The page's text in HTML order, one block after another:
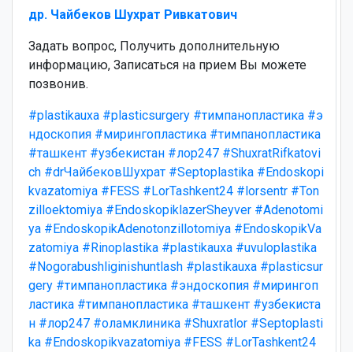
др. Чайбеков Шухрат Ривкатович
Задать вопрос, Получить дополнительную
информацию, Записаться на прием Вы можете
позвонив.
#plastikauxa #plasticsurgery #тимпанопластика #э
ндоскопия #мирингопластика #тимпанопластика
#ташкент #узбекистан #лор247 #ShuxratRifkatovi
ch #drЧайбековШухрат #Septoplastika #Endoskopi
kvazatomiya #FESS #LorTashkent24 #lorsentr #Ton
zilloektomiya #EndoskopiklazerSheyver #Adenotomi
ya #EndoskopikAdenotonzillotomiya #EndoskopikVa
zatomiya #Rinoplastika #plastikauxa #uvuloplastika
#Nogorabushliginishuntlash #plastikauxa #plasticsur
gery #тимпанопластика #эндоскопия #мирингоп
ластика #тимпанопластика #ташкент #узбекиста
н #лор247 #оламклиника #Shuxratlor #Septoplasti
ka #Endoskopikvazatomiya #FESS #LorTashkent24